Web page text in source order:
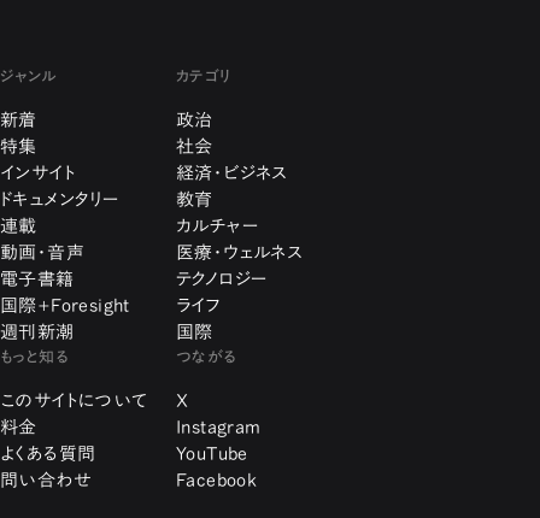
ジャンル
新着
特集
インサイト
ドキュメンタリー
連載
動画・音声
電子書籍
国際+Foresight
週刊新潮
カテゴリ
政治
社会
経済・ビジネス
教育
カルチャー
医療・ウェルネス
テクノロジー
ライフ
国際
もっと知る
このサイトについて
料金
よくある質問
問い合わせ
つながる
X
Instagram
YouTube
Facebook